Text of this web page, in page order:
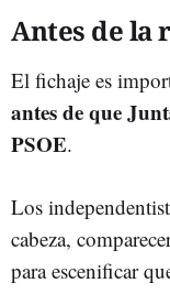
Antes de la
El fichaje es
antes de que
PSOE.
Los
cabeza,
para escenificar